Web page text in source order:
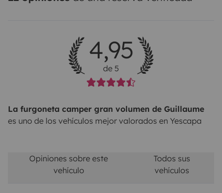
4,95
de 5
La furgoneta camper gran volumen de Guillaume
es uno de los vehículos mejor valorados en Yescapa
Opiniones sobre este
vehículo
Todos sus
vehículos